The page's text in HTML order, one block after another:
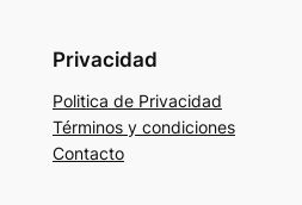
Privacidad
Politica de Privacidad
Términos y condiciones
Contacto